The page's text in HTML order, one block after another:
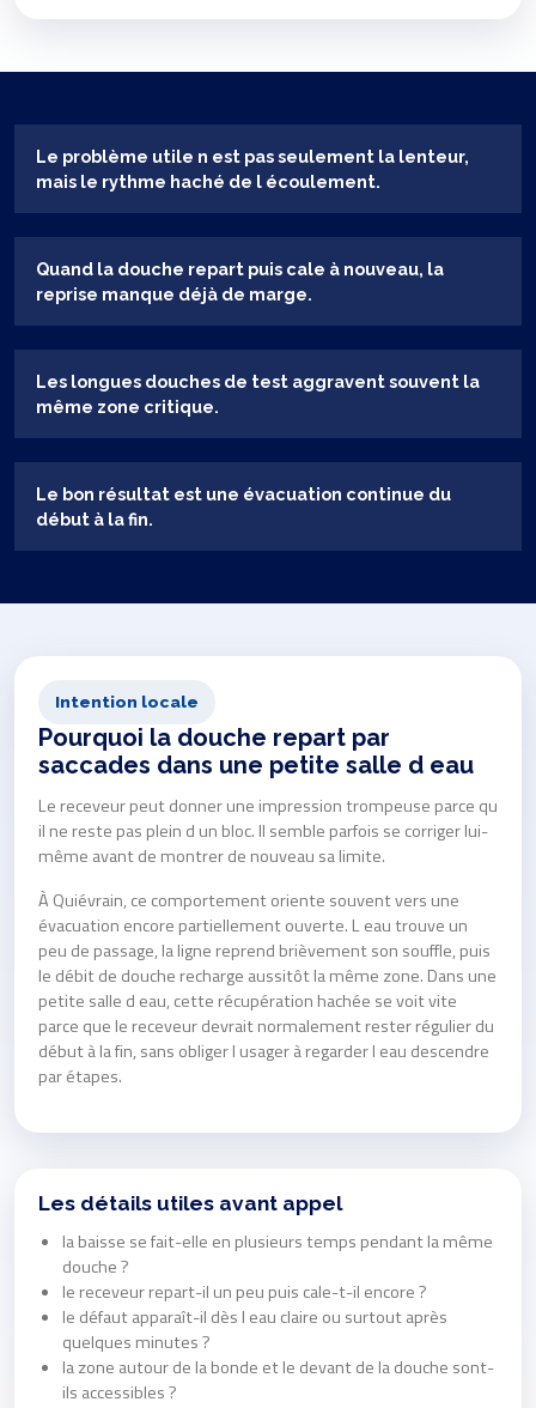
Le problème utile n est pas seulement la lenteur,
mais le rythme haché de l écoulement.
Quand la douche repart puis cale à nouveau, la
reprise manque déjà de marge.
Les longues douches de test aggravent souvent la
même zone critique.
Le bon résultat est une évacuation continue du
début à la fin.
Intention locale
Pourquoi la douche repart par
saccades dans une petite salle d eau
Le receveur peut donner une impression trompeuse parce qu
il ne reste pas plein d un bloc. Il semble parfois se corriger lui-
même avant de montrer de nouveau sa limite.
À Quiévrain, ce comportement oriente souvent vers une
évacuation encore partiellement ouverte. L eau trouve un
peu de passage, la ligne reprend brièvement son souffle, puis
le débit de douche recharge aussitôt la même zone. Dans une
petite salle d eau, cette récupération hachée se voit vite
parce que le receveur devrait normalement rester régulier du
début à la fin, sans obliger l usager à regarder l eau descendre
par étapes.
Les détails utiles avant appel
la baisse se fait-elle en plusieurs temps pendant la même
douche ?
le receveur repart-il un peu puis cale-t-il encore ?
le défaut apparaît-il dès l eau claire ou surtout après
quelques minutes ?
la zone autour de la bonde et le devant de la douche sont-
ils accessibles ?